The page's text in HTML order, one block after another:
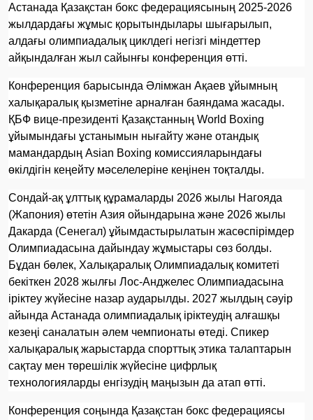
Астанада Қазақстан бокс федерациясының 2025-2026
жылдардағы жұмыс қорытындылары шығарылып,
алдағы олимпиадалық циклдегі негізгі міндеттер
айқындалған жыл сайынғы конференция өтті.
Конференция барысында Әлімжан Ақаев ұйымның
халықаралық қызметіне арналған баяндама жасады.
ҚБФ вице-президенті Қазақстанның World Boxing
ұйымындағы ұстанымын нығайту және отандық
мамандардың Asian Boxing комиссияларындағы
өкілдігін кеңейту мәселелеріне кеңінен тоқталды.
Сондай-ақ ұлттық құрамаларды 2026 жылы Нагояда
(Жапония) өтетін Азия ойындарына және 2026 жылы
Дакарда (Сенегал) ұйымдастырылатын жасөспірімдер
Олимпиадасына дайындау жұмыстары сөз болды.
Бұдан бөлек, Халықаралық Олимпиадалық комитеті
бекіткен 2028 жылғы Лос-Анджелес Олимпиадасына
іріктеу жүйесіне назар аударылды. 2027 жылдың сәуір
айында Астанада олимпиадалық іріктеудің алғашқы
кезеңі саналатын әлем чемпионаты өтеді. Спикер
халықаралық жарыстарда спорттық этика талаптарын
сақтау мен төрешілік жүйесіне цифрлық
технологияларды енгізудің маңызын да атап өтті.
Конференция соңында Қазақстан бокс федерациясы